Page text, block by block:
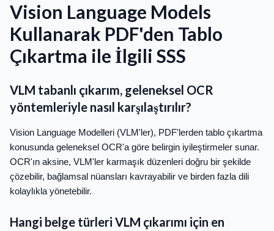
Vision Language Models
Kullanarak PDF'den Tablo
Çıkartma ile İlgili SSS
VLM tabanlı çıkarım, geleneksel OCR
yöntemleriyle nasıl karşılaştırılır?
Vision Language Modelleri (VLM'ler), PDF'lerden tablo çıkartma
konusunda geleneksel OCR'a göre belirgin iyileştirmeler sunar.
OCR'ın aksine, VLM'ler karmaşık düzenleri doğru bir şekilde
çözebilir, bağlamsal nüansları kavrayabilir ve birden fazla dili
kolaylıkla yönetebilir.
Hangi belge türleri VLM çıkarımı için en